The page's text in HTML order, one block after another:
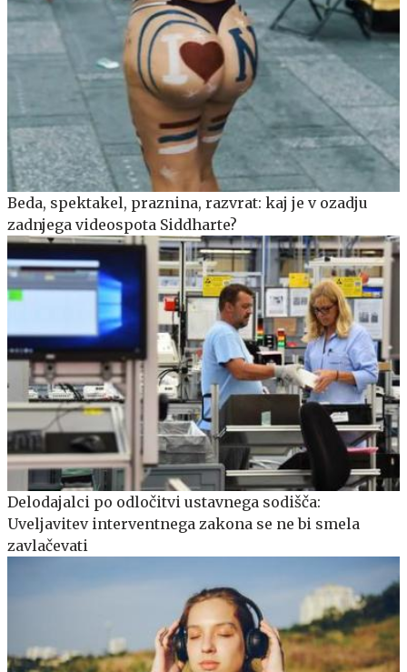
Beda, spektakel, praznina, razvrat: kaj je v ozadju
zadnjega videospota Siddharte?
Delodajalci po odločitvi ustavnega sodišča:
Uveljavitev interventnega zakona se ne bi smela
zavlačevati